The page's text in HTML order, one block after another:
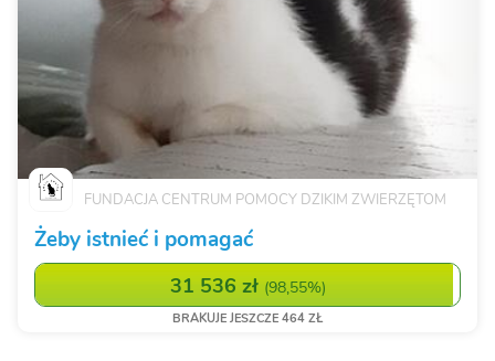
FUNDACJA CENTRUM POMOCY DZIKIM ZWIERZĘTOM
Żeby istnieć i pomagać
31 536 zł (98,55%)
BRAKUJE JESZCZE 464 ZŁ